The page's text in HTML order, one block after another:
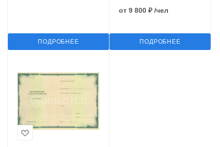
ПОДРОБНЕЕ
от 9 800 ₽ /чел
ПОДРОБНЕЕ